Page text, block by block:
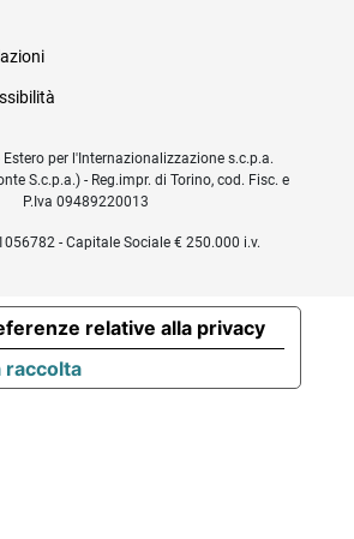
per l'Internazionalizzazione s.c.p.a.
S.c.p.a.) - Reg.impr. di Torino, cod. Fisc. e
P.Iva 09489220013
1056782 - Capitale Sociale € 250.000 i.v.
raccolta
relative alla privacy